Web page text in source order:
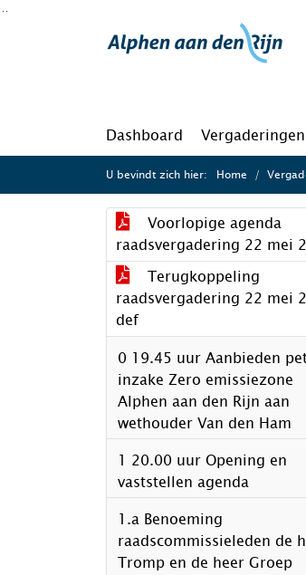
Ga naar de inhoud van deze pagina
Dashboard Vergaderingen
U bevindt zich hier: Home
Voorlopige agenda
raadsvergadering 22 mei
Terugkoppeling
raadsvergadering 22 mei
def
0 19.45 uur Aanbieden
inzake Zero emissiezone
Alphen aan den Rijn aan
wethouder Van den Ham
1 20.00 uur Opening en
vaststellen agenda
1.a Benoeming
raadscommissieleden de
Tromp en de heer Groep